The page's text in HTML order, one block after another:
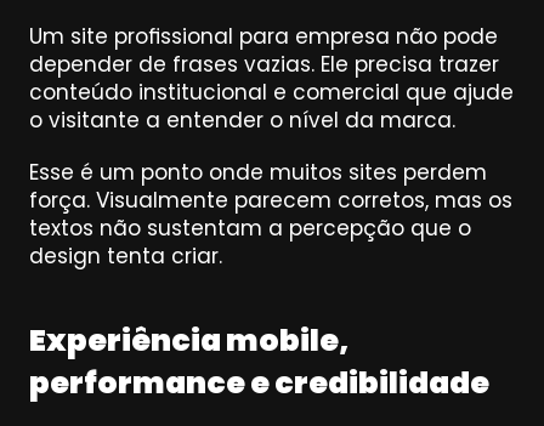
Um site profissional para empresa não pode
depender de frases vazias. Ele precisa trazer
conteúdo institucional e comercial que ajude
o visitante a entender o nível da marca.
Esse é um ponto onde muitos sites perdem
força. Visualmente parecem corretos, mas os
textos não sustentam a percepção que o
design tenta criar.
Experiência mobile,
performance e credibilidade